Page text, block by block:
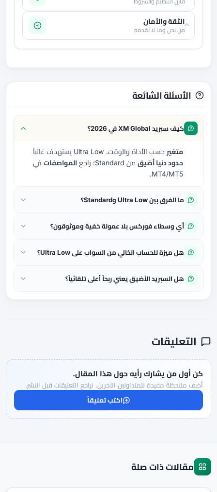
الثقة والأمان
من نحن وما لا نقدمه
الأسئلة الشائعة
كيف سبريد XM Global في 2026؟
متغير حسب الأداة والوقت. Ultra Low يستهدف غالباً
حدود دنيا أضيق من Standard؛ راجع المواصفات في
MT4/MT5.
ما الفرق بين Ultra Low وStandard؟
أي وسطاء فوركس بلا عمولة خفية وموثوقون؟
هل ميزة للحساب الخالي من السواب على Ultra Low؟
هل السبريد الأضيق يعني ربحاً أعلى تلقائياً؟
التعليقات
كن أول من يشارك رأيه حول هذا المقال.
أضف ملاحظة مفيدة للمتداولين الآخرين. نراجع التعليقات قبل النشر.
اكتب تعليقاً
مقالات ذات صلة